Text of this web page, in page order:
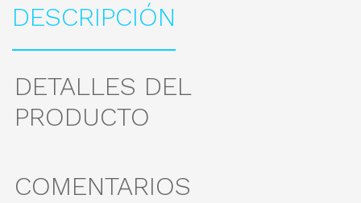
DESCRIPCIÓN
DETALLES DEL
PRODUCTO
COMENTARIOS